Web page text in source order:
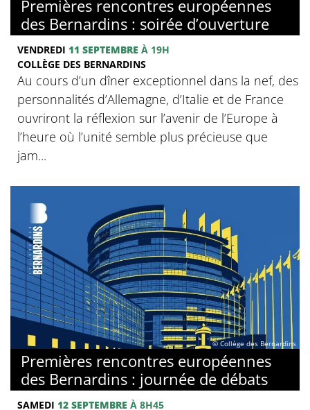
Premières rencontres européennes
des Bernardins : soirée d’ouverture
VENDREDI 11 SEPTEMBRE À 19H
COLLÈGE DES BERNARDINS
Au cours d’un dîner exceptionnel dans la nef, des
personnalités d’Allemagne, d’Italie et de France
ouvriront la réflexion sur l’avenir de l’Europe à
l’heure où l’unité semble plus précieuse que
jam...
© Collège des Bernardins
Premières rencontres européennes
des Bernardins : journée de débats
SAMEDI 12 SEPTEMBRE À 8H45